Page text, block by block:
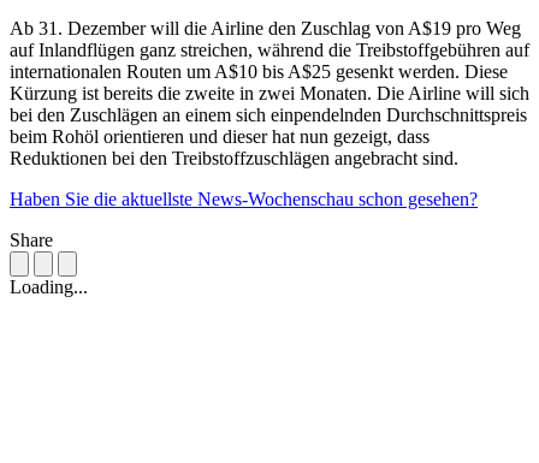
Ab 31. Dezember will die Airline den Zuschlag von A$19 pro Weg
auf Inlandflügen ganz streichen, während die Treibstoffgebühren auf
internationalen Routen um A$10 bis A$25 gesenkt werden. Diese
Kürzung ist bereits die zweite in zwei Monaten. Die Airline will sich
bei den Zuschlägen an einem sich einpendelnden Durchschnittspreis
beim Rohöl orientieren und dieser hat nun gezeigt, dass
Reduktionen bei den Treibstoffzuschlägen angebracht sind.
Haben Sie die aktuellste News-Wochenschau schon gesehen?
Share
Loading...